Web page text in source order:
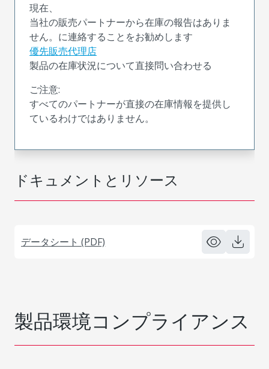
ドキュメントとリソース
データシート (PDF)
現在、
当社の販売パートナーから在庫の報告はありま
せん。に連絡することをお勧めします
優先販売代理店
製品の在庫状況について直接問い合わせる
ご注意:
すべてのパートナーが直接の在庫情報を提供し
ているわけではありません。
製品環境コンプライアンス